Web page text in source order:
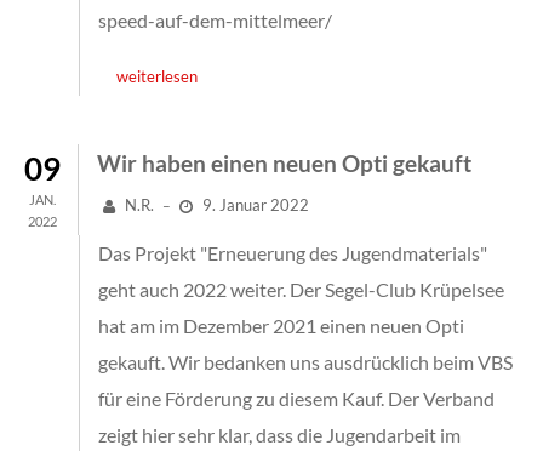
speed-auf-dem-mittelmeer/
weiterlesen
09
JAN.
2022
Wir haben einen neuen Opti gekauft
N.R. – 9. Januar 2022
Das Projekt "Erneuerung des Jugendmaterials"
geht auch 2022 weiter. Der Segel-Club Krüpelsee
hat am im Dezember 2021 einen neuen Opti
gekauft. Wir bedanken uns ausdrücklich beim VBS
für eine Förderung zu diesem Kauf. Der Verband
zeigt hier sehr klar, dass die Jugendarbeit im